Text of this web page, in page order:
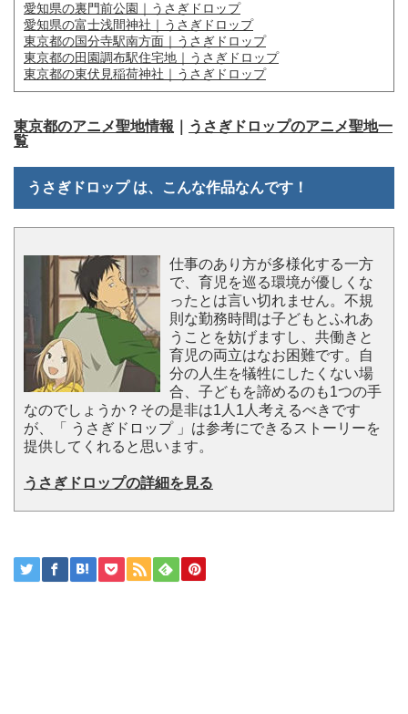
愛知県の裏門前公園｜うさぎドロップ
愛知県の富士浅間神社｜うさぎドロップ
東京都の国分寺駅南方面｜うさぎドロップ
東京都の田園調布駅住宅地｜うさぎドロップ
東京都の東伏見稲荷神社｜うさぎドロップ
東京都のアニメ聖地情報
うさぎドロップのアニメ聖地一
覧
うさぎドロップ は、こんな作品なんです！
仕事のあり方が多様化する一方
で、育児を巡る環境が優しくな
ったとは言い切れません。不規
則な勤務時間は子どもとふれあ
うことを妨げますし、共働きと
育児の両立はなお困難です。自
分の人生を犠牲にしたくない場
合、子どもを諦めるのも1つの手
なのでしょうか？その是非は1人1人考えるべきです
が、「 うさぎドロップ 」は参考にできるストーリーを
提供してくれると思います。
うさぎドロップの詳細を見る